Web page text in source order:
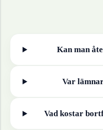
Kan man
Var
Vad kostar